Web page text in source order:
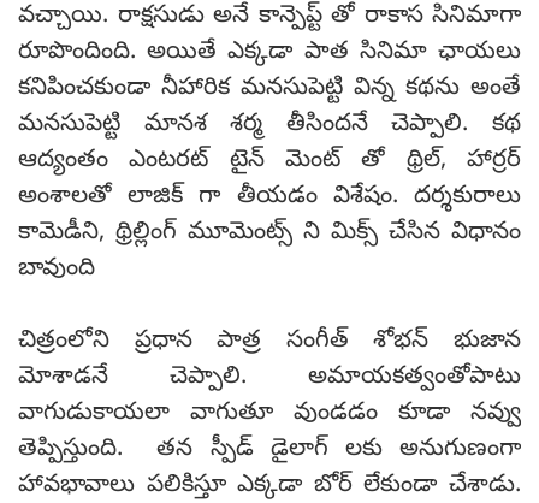
వచ్చాయి. రాక్షసుడు అనే కాన్పెప్ట్ తో రాకాస సినిమాగా
రూపొందింది. అయితే ఎక్కడా పాత సినిమా ఛాయలు
కనిపించకుండా నీహారిక మనసుపెట్టి విన్న కథను అంతే
మనసుపెట్టి మానశ శర్మ తీసిందనే చెప్పాలి. కథ
ఆద్యంతం ఎంటరట్ టైన్ మెంట్ తో థ్రిల్, హార్రర్
అంశాలతో లాజిక్ గా తీయడం విశేషం. దర్శకురాలు
కామెడీని, థ్రిల్లింగ్ మూమెంట్స్ ని మిక్స్ చేసిన విధానం
బావుంది
చిత్రంలోని ప్రధాన పాత్ర సంగీత్ శోభన్ భుజాన
మోశాడనే చెప్పాలి. అమాయకత్వంతోపాటు
వాగుడుకాయలా వాగుతూ వుండడం కూడా నవ్వు
తెప్పిస్తుంది. తన స్పీడ్ డైలాగ్ లకు అనుగుణంగా
హావభావాలు పలికిస్తూ ఎక్కడా బోర్ లేకుండా చేశాడు.